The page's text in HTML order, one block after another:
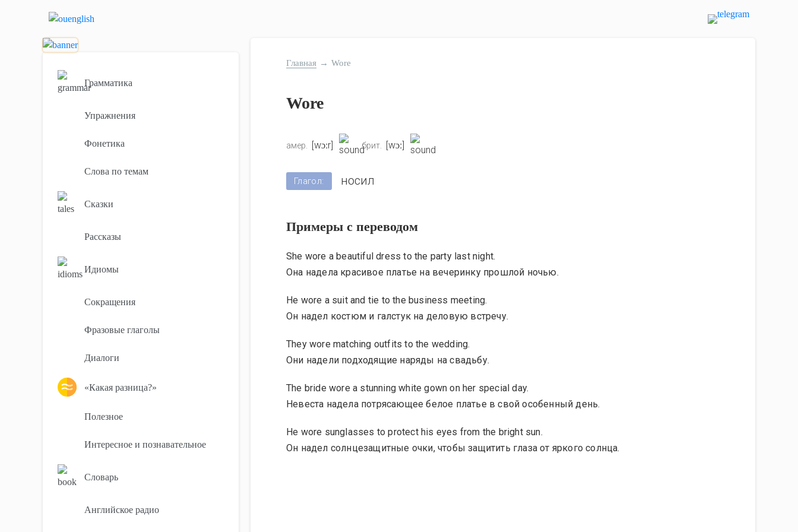
Главная → Wore
Wore
амер. [wɔːr] брит. [wɔː]
Глагол: носил
Примеры с переводом
She wore a beautiful dress to the party last night.
Она надела красивое платье на вечеринку прошлой ночью.
He wore a suit and tie to the business meeting.
Он надел костюм и галстук на деловую встречу.
They wore matching outfits to the wedding.
Они надели подходящие наряды на свадьбу.
The bride wore a stunning white gown on her special day.
Невеста надела потрясающее белое платье в свой особенный день.
He wore sunglasses to protect his eyes from the bright sun.
Он надел солнцезащитные очки, чтобы защитить глаза от яркого солнца.
Грамматика
Упражнения
Фонетика
Слова по темам
Сказки
Рассказы
Идиомы
Сокращения
Фразовые глаголы
Диалоги
«Какая разница?»
Полезное
Интересное и познавательное
Словарь
Английское радио